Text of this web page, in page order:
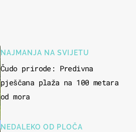
NAJMANJA NA SVIJETU
Čudo prirode: Predivna
pješčana plaža na 100 metara
od mora
NEDALEKO OD PLOČA